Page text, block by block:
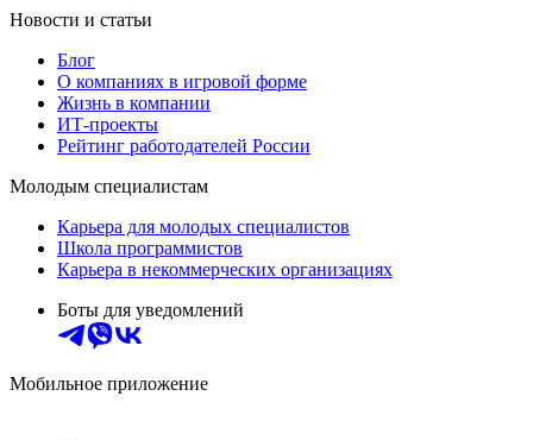
Новости и статьи
Блог
О компаниях в игровой форме
Жизнь в компании
ИТ-проекты
Рейтинг работодателей России
Молодым специалистам
Карьера для молодых специалистов
Школа программистов
Карьера в некоммерческих организациях
Боты для уведомлений
Мобильное приложение